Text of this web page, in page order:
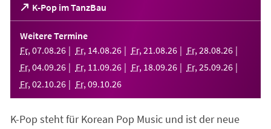
K-Pop im TanzBau
(Öffnet
in
einem
neuen
Tab)
Weitere Termine
Fr, 07.08.26 Fr, 14.08.26 Fr, 21 .08.26 Fr, 28.08.26
Fr, 04.09.26 Fr, 11 .09.26 Fr, 18.09.26 Fr, 25.09.26
Fr, 02.10.26 Fr, 09.10.26
K-Pop steht für Korean Pop Music und ist der neue